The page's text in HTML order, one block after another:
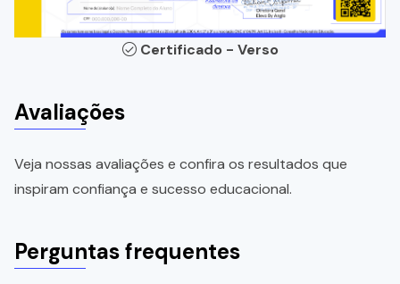
Certificado - Verso
Avaliações
Veja nossas avaliações e confira os resultados que
inspiram confiança e sucesso educacional.
Perguntas frequentes